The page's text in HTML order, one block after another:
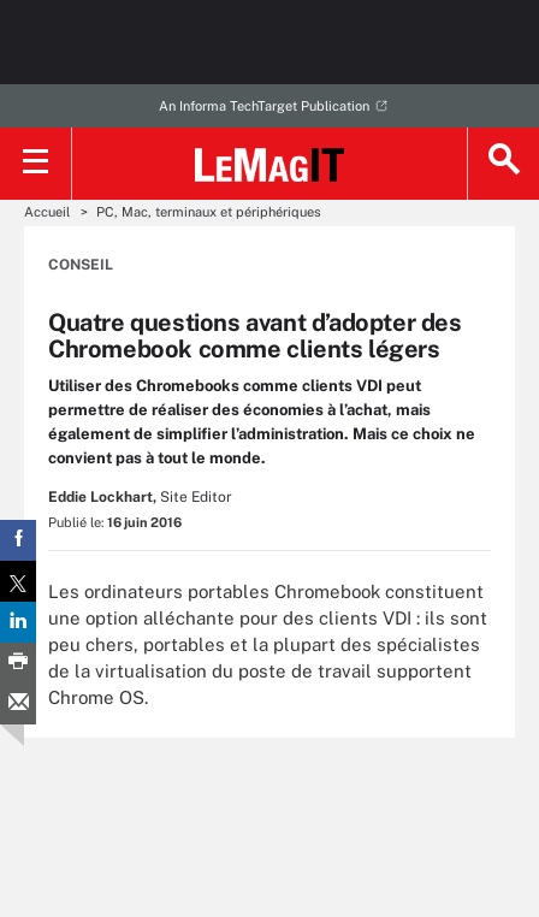
An Informa TechTarget Publication
Accueil PC, Mac, terminaux et périphériques
CONSEIL
Quatre questions avant d’adopter des
Chromebook comme clients légers
Utiliser des Chromebooks comme clients VDI peut
permettre de réaliser des économies à l’achat, mais
également de simplifier l’administration. Mais ce choix ne
convient pas à tout le monde.
Eddie Lockhart, Site Editor
Publié le: 16 juin 2016
Les ordinateurs portables Chromebook constituent
une option alléchante pour des clients VDI : ils sont
peu chers, portables et la plupart des spécialistes
de la virtualisation du poste de travail supportent
Chrome OS.